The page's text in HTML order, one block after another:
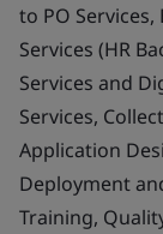
to PO
Services (HR
Services and
Services,
Application
Deployment
Training,